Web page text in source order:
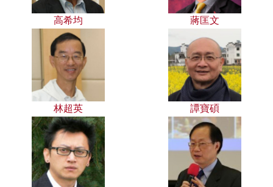
高希均 蔣匡文
林超英 譚寶碩